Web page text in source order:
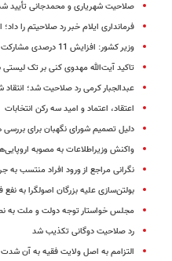
صلاحیت شهریاری و محمدجانی تأیید
فرمانداری ایلام خبر رد صلاحیتم را
وزیر کشور:‌ افزایش 11 درصدی مشارکت مردم در انتخابات نهم
تاکید آیت‌الله مهدوی کنی بر تک لیستی
عبدالجبار کرمی رد صلاحیت شد؛
اعتقاد، اعتماد و امید سه رکن انتخابات
دلیل تصمیم شورای نگهبان برای بررسی
واکنش وزیراطلاعات به مصوبه اروپایی‌ها؛ 15طرح دشمن در آستانه
نگرانی مراجع از ورود افراد منتسب به
بولتن‌سازی علیه بزرگان اصولگرا به
مجلس خواستار توجه دولت و ملت به
رد صلاحیت دوگانی تکذیب شد
التزامم به اصل ولایت فقیه به آن شدت نیست که 11 روز